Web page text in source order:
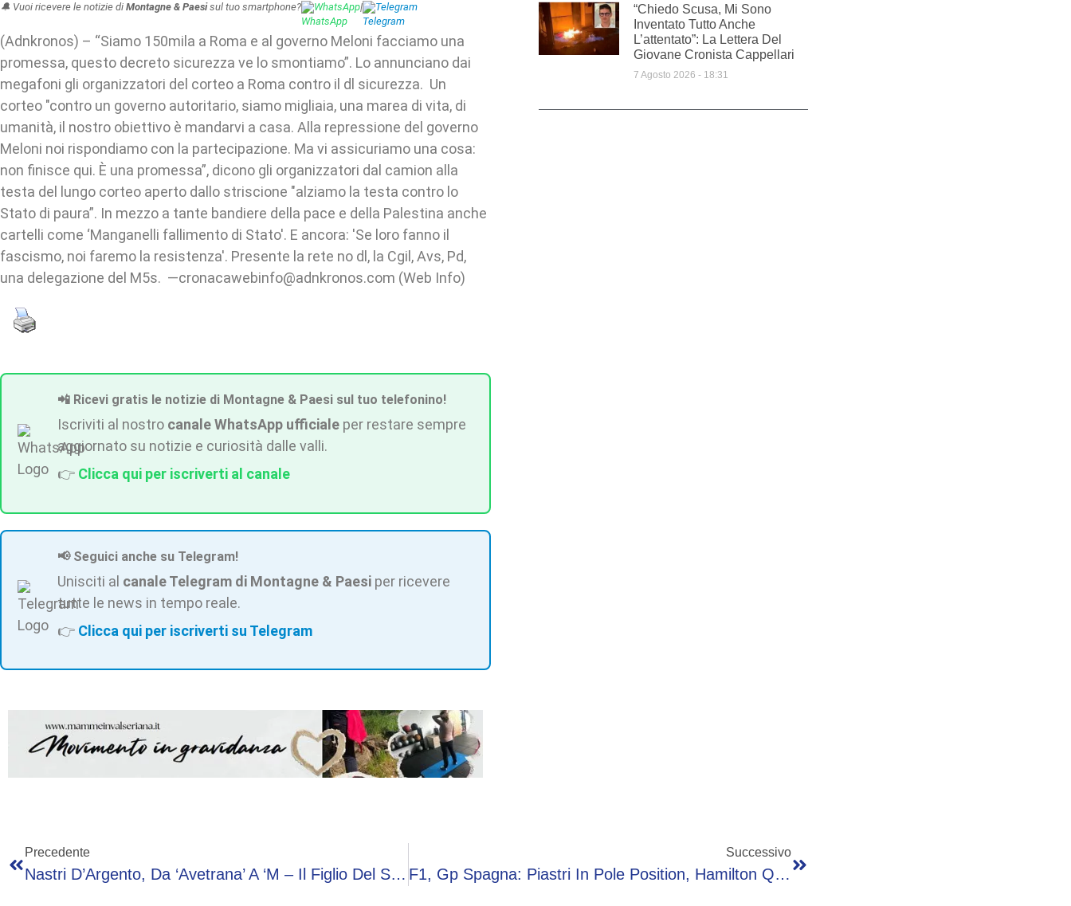
🔔 Vuoi ricevere le notizie di Montagne & Paesisul tuo smartphone? WhatsApp| Telegram
(Adnkronos) – “Siamo 150mila a Roma e al governo Meloni facciamo una
promessa, questo decreto sicurezza ve lo smontiamo”. Lo annunciano dai
megafoni gli organizzatori del corteo a Roma contro il dl sicurezza. Un
corteo "contro un governo autoritario, siamo migliaia, una marea di vita, di
umanità, il nostro obiettivo è mandarvi a casa. Alla repressione del governo
Meloni noi rispondiamo con la partecipazione. Ma vi assicuriamo una cosa:
non finisce qui. È una promessa”, dicono gli organizzatori dal camion alla
testa del lungo corteo aperto dallo striscione "alziamo la testa contro lo
Stato di paura”. In mezzo a tante bandiere della pace e della Palestina anche
cartelli come ‘Manganelli fallimento di Stato'. E ancora: 'Se loro fanno il
fascismo, noi faremo la resistenza'. Presente la rete no dl, la Cgil, Avs, Pd,
una delegazione del M5s. —cronacawebinfo@adnkronos.com (Web Info)
📲 Ricevi gratis le notizie di Montagne & Paesi sul tuo telefonino!
Iscriviti al nostro canale WhatsApp ufficiale per restare sempre
aggiornato su notizie e curiosità dalle valli.
👉 Clicca qui per iscriverti al canale
📢 Seguici anche su Telegram!
Unisciti al canale Telegram di Montagne & Paesi per ricevere
tutte le news in tempo reale.
👉 Clicca qui per iscriverti su Telegram
“Chiedo Scusa, Mi Sono
Inventato Tutto Anche
L’attentato”: La Lettera Del
Giovane Cronista Cappellari
7 Agosto 2026 18:31
Precedente
Nastri D’Argento, Da ‘Avetrana’ A ‘M – Il Figlio Del Secolo’ Le Migliori Serie Tv Dell’anno
Successivo
F1, Gp Spagna: Piastri In Pole Position, Hamilton Quinto